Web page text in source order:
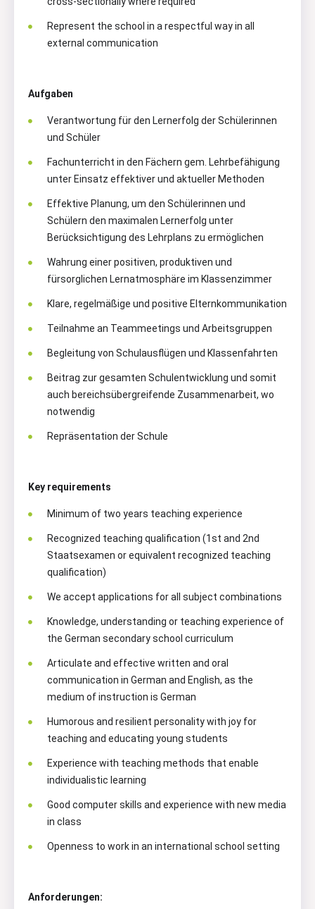
Represent the school in a respectful way in all
external communication
Aufgaben
Verantwortung für den Lernerfolg der Schülerinnen
und Schüler
Fachunterricht in den Fächern gem. Lehrbefähigung
unter Einsatz effektiver und aktueller Methoden
Effektive Planung, um den Schülerinnen und
Schülern den maximalen Lernerfolg unter
Berücksichtigung des Lehrplans zu ermöglichen
Wahrung einer positiven, produktiven und
fürsorglichen Lernatmosphäre im Klassenzimmer
Klare, regelmäßige und positive Elternkommunikation
Teilnahme an Teammeetings und Arbeitsgruppen
Begleitung von Schulausflügen und Klassenfahrten
Beitrag zur gesamten Schulentwicklung und somit
auch bereichsübergreifende Zusammenarbeit, wo
notwendig
Repräsentation der Schule
Key requirements
Minimum of two years teaching experience
Recognized teaching qualification (1st and 2nd
Staatsexamen or equivalent recognized teaching
qualification)
We accept applications for all subject combinations
Knowledge, understanding or teaching experience of
the German secondary school curriculum
Articulate and effective written and oral
communication in German and English, as the
medium of instruction is German
Humorous and resilient personality with joy for
teaching and educating young students
Experience with teaching methods that enable
individualistic learning
Good computer skills and experience with new media
in class
Openness to work in an international school setting
Anforderungen: